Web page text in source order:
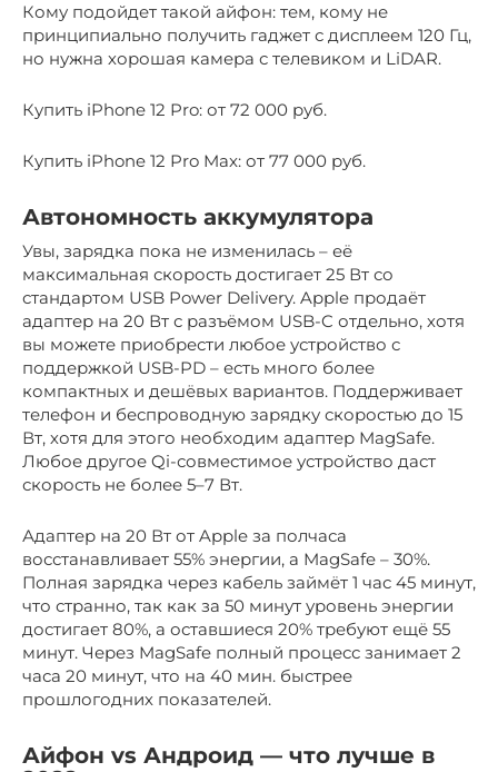
Кому подойдет такой айфон: тем, кому не
принципиально получить гаджет с дисплеем 120 Гц,
но нужна хорошая камера с телевиком и LiDAR.
Купить iPhone 12 Pro: от 72 000 руб.
Купить iPhone 12 Pro Max: от 77 000 руб.
Автономность аккумулятора
Увы, зарядка пока не изменилась – её
максимальная скорость достигает 25 Вт со
стандартом USB Power Delivery. Apple продаёт
адаптер на 20 Вт с разъёмом USB-C отдельно, хотя
вы можете приобрести любое устройство с
поддержкой USB-PD – есть много более
компактных и дешёвых вариантов. Поддерживает
телефон и беспроводную зарядку скоростью до 15
Вт, хотя для этого необходим адаптер MagSafe.
Любое другое Qi-совместимое устройство даст
скорость не более 5–7 Вт.
Адаптер на 20 Вт от Apple за полчаса
восстанавливает 55% энергии, а MagSafe – 30%.
Полная зарядка через кабель займёт 1 час 45 минут,
что странно, так как за 50 минут уровень энергии
достигает 80%, а оставшиеся 20% требуют ещё 55
минут. Через MagSafe полный процесс занимает 2
часа 20 минут, что на 40 мин. быстрее
прошлогодних показателей.
Айфон vs Андроид — что лучше в